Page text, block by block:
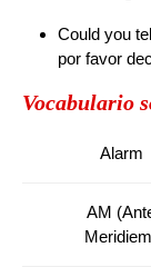
Could you
por favor
Vocabulario
Alarm
AM